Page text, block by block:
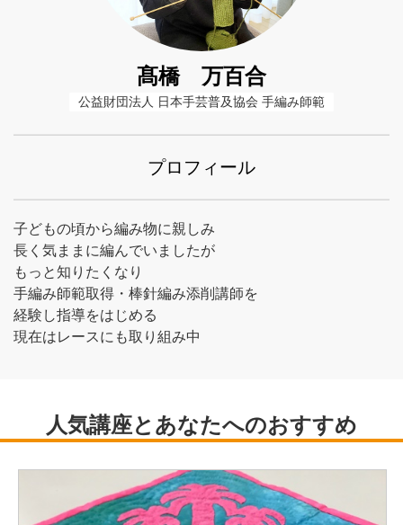
髙橋 万百合
公益財団法人 日本手芸普及協会 手編み師範
プロフィール
子どもの頃から編み物に親しみ
長く気ままに編んでいましたが
もっと知りたくなり
手編み師範取得・棒針編み添削講師を
経験し指導をはじめる
現在はレースにも取り組み中